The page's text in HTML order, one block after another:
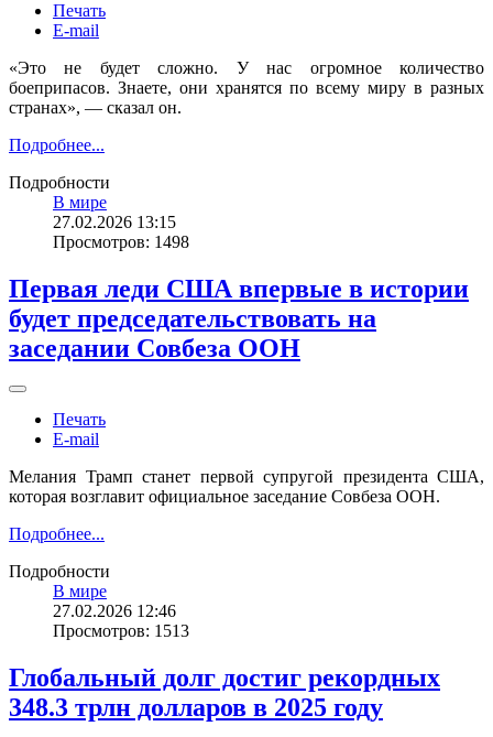
Печать
E-mail
«Это не будет сложно. У нас огромное количество
боеприпасов. Знаете, они хранятся по всему миру в разных
странах», — сказал он.
Подробнее...
Подробности
В мире
27.02.2026 13:15
Просмотров: 1498
Первая леди США впервые в истории
будет председательствовать на
заседании Совбеза ООН
Печать
E-mail
Мелания Трамп станет первой супругой президента США,
которая возглавит официальное заседание Совбеза ООН.
Подробнее...
Подробности
В мире
27.02.2026 12:46
Просмотров: 1513
Глобальный долг достиг рекордных
348.3 трлн долларов в 2025 году